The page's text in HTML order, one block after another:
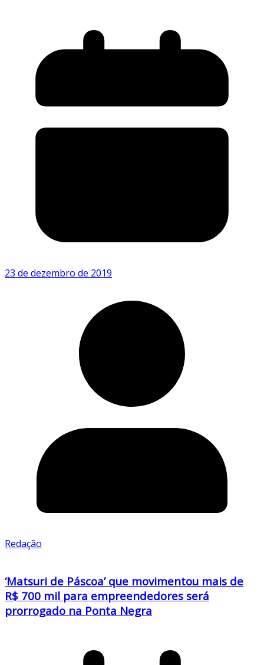
23 de dezembro de 2019
Redação
‘Matsuri de Páscoa’ que movimentou mais de
R$ 700 mil para empreendedores será
prorrogado na Ponta Negra